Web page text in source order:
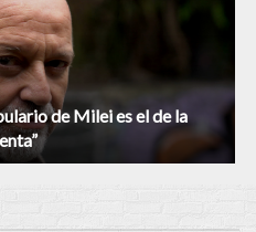
de Milei es el de la